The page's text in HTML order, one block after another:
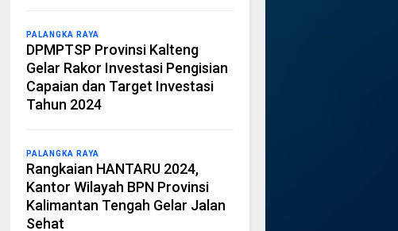
PALANGKA RAYA
DPMPTSP Provinsi Kalteng
Gelar Rakor Investasi Pengisian
Capaian dan Target Investasi
Tahun 2024
PALANGKA RAYA
Rangkaian HANTARU 2024,
Kantor Wilayah BPN Provinsi
Kalimantan Tengah Gelar Jalan
Sehat